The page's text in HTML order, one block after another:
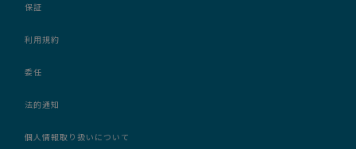
保証
利用規約
委任
法的通知
個人情報取り扱いについて